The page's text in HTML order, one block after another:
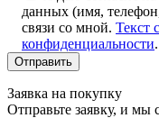
данных (имя,
связи со мной. Текст
конфиденциальности.
Заявка на покупку
Отправьте заявку, и